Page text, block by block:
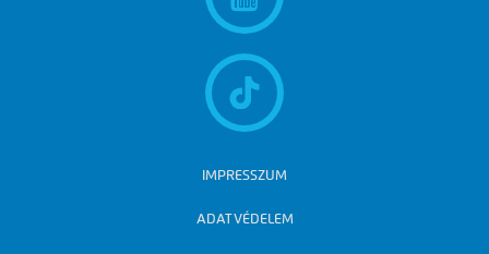
IMPRESSZUM
ADATVÉDELEM